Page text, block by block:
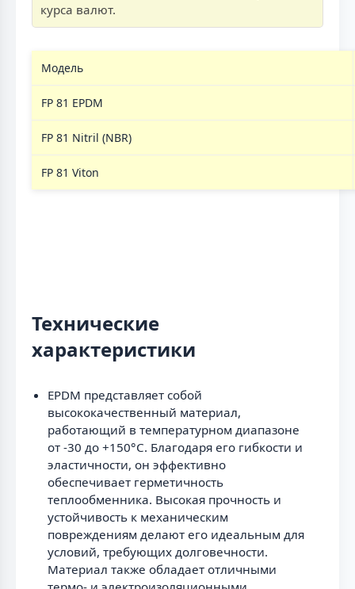
курса валют.
Модель
FP 81 EPDM
FP 81 Nitril (NBR)
FP 81 Viton
Технические
характеристики
EPDM представляет собой
высококачественный материал,
работающий в температурном диапазоне
от -30 до +150°С. Благодаря его гибкости и
эластичности, он эффективно
обеспечивает герметичность
теплообменника. Высокая прочность и
устойчивость к механическим
повреждениям делают его идеальным для
условий, требующих долговечности.
Материал также обладает отличными